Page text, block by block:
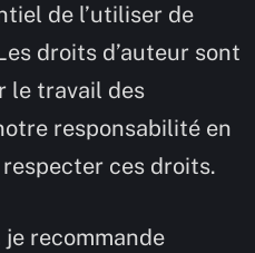
de l’utiliser de
droits d’auteur sont
le travail des
responsabilité en
ces droits.
je recommande